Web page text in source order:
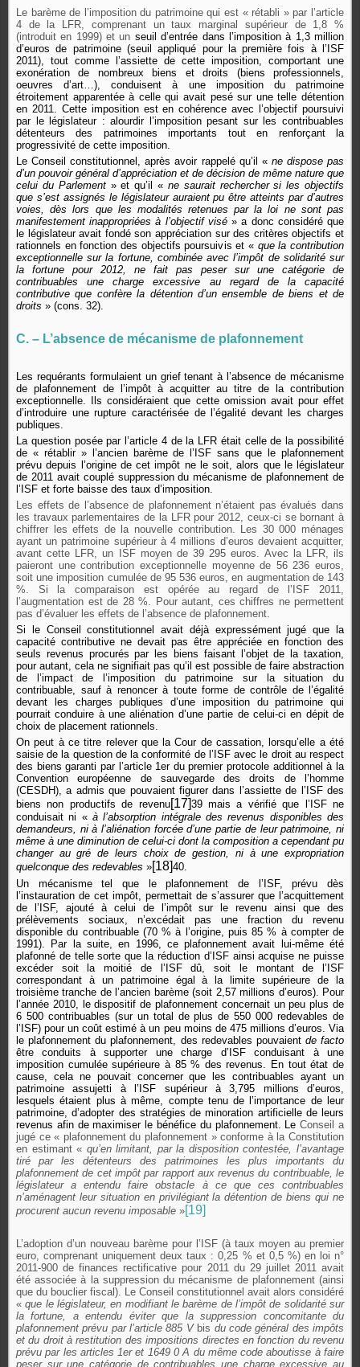
Le barème de l’imposition du patrimoine qui est « rétabli » par l’article
4 de la LFR, comprenant un taux marginal supérieur de 1,8 %
(introduit en 1999) et un seuil d’entrée dans l’imposition à 1,3 million
d’euros de patrimoine (seuil appliqué pour la première fois à l’ISF
2011), tout comme l’assiette de cette imposition, comportant une
exonération de nombreux biens et droits (biens professionnels,
oeuvres d’art…), conduisent à une imposition du patrimoine
étroitement apparentée à celle qui avait pesé sur une telle détention
en 2011. Cette imposition est en cohérence avec l’objectif poursuivi
par le législateur : alourdir l’imposition pesant sur les contribuables
détenteurs des patrimoines importants tout en renforçant la
progressivité de cette imposition.
Le Conseil constitutionnel, après avoir rappelé qu’il « ne dispose pas
d’un pouvoir général d’appréciation et de décision de même nature que
celui du Parlement » et qu’il « ne saurait rechercher si les objectifs
que s’est assignés le législateur auraient pu être atteints par d’autres
voies, dès lors que les modalités retenues par la loi ne sont pas
manifestement inappropriées à l’objectif visé» a donc considéré que
le législateur avait fondé son appréciation sur des critères objectifs et
rationnels en fonction des objectifs poursuivis et « que la contribution
exceptionnelle sur la fortune, combinée avec l’impôt de solidarité sur
la fortune pour 2012, ne fait pas peser sur une catégorie de
contribuables une charge excessive au regard de la capacité
contributive que confère la détention d’un ensemble de biens et de
droits » (cons. 32).
C. – L’absence de mécanisme de plafonnement
Les requérants formulaient un grief tenant à l’absence de mécanisme
de plafonnement de l’impôt à acquitter au titre de la contribution
exceptionnelle. Ils considéraient que cette omission avait pour effet
d’introduire une rupture caractérisée de l’égalité devant les charges
publiques.
La question posée par l’article 4 de la LFR était celle de la possibilité
de « rétablir » l’ancien barème de l’ISF sans que le plafonnement
prévu depuis l’origine de cet impôt ne le soit, alors que le législateur
de 2011 avait couplé suppression du mécanisme de plafonnement de
l’ISF et forte baisse des taux d’imposition.
Les effets de l’absence de plafonnement n’étaient pas évalués dans
les travaux parlementaires de la LFR pour 2012, ceux-ci se bornant à
chiffrer les effets de la nouvelle contribution. Les 30 000 ménages
ayant un patrimoine supérieur à 4 millions d’euros devaient acquitter,
avant cette LFR, un ISF moyen de 39 295 euros. Avec la LFR, ils
paieront une contribution exceptionnelle moyenne de 56 236 euros,
soit une imposition cumulée de 95 536 euros, en augmentation de 143
%. Si la comparaison est opérée au regard de l’ISF 2011,
l’augmentation est de 28 %. Pour autant, ces chiffres ne permettent
pas d’évaluer les effets de l’absence de plafonnement.
Si le Conseil constitutionnel avait déjà expressément jugé que la
capacité contributive ne devait pas être appréciée en fonction des
seuls revenus procurés par les biens faisant l’objet de la taxation,
pour autant, cela ne signifiait pas qu’il est possible de faire abstraction
de l’impact de l’imposition du patrimoine sur la situation du
contribuable, sauf à renoncer à toute forme de contrôle de l’égalité
devant les charges publiques d’une imposition du patrimoine qui
pourrait conduire à une aliénation d’une partie de celui-ci en dépit de
choix de placement rationnels.
On peut à ce titre relever que la Cour de cassation, lorsqu’elle a été
saisie de la question de la conformité de l’ISF avec le droit au respect
des biens garanti par l’article 1er du premier protocole additionnel à la
Convention européenne de sauvegarde des droits de l’homme
(CESDH), a admis que pouvaient figurer dans l’assiette de l’ISF des
biens non productifs de revenu[17]39 mais a vérifié que l’ISF ne
conduisait ni « à l’absorption intégrale des revenus disponibles des
demandeurs, ni à l’aliénation forcée d’une partie de leur patrimoine, ni
même à une diminution de celui-ci dont la composition a cependant pu
changer au gré de leurs choix de gestion, ni à une expropriation
quelconque des redevables »[18]40.
Un mécanisme tel que le plafonnement de l’ISF, prévu dès
l’instauration de cet impôt, permettait de s’assurer que l’acquittement
de l’ISF, ajouté à celui de l’impôt sur le revenu ainsi que des
prélèvements sociaux, n’excédait pas une fraction du revenu
disponible du contribuable (70 % à l’origine, puis 85 % à compter de
1991). Par la suite, en 1996, ce plafonnement avait lui-même été
plafonné de telle sorte que la réduction d’ISF ainsi acquise ne puisse
excéder soit la moitié de l’ISF dû, soit le montant de l’ISF
correspondant à un patrimoine égal à la limite supérieure de la
troisième tranche de l’ancien barème (soit 2,57 millions d’euros). Pour
l’année 2010, le dispositif de plafonnement concernait un peu plus de
6 500 contribuables (sur un total de plus de 550 000 redevables de
l’ISF) pour un coût estimé à un peu moins de 475 millions d’euros. Via
le plafonnement du plafonnement, des redevables pouvaient de facto
être conduits à supporter une charge d’ISF conduisant à une
imposition cumulée supérieure à 85 % des revenus. En tout état de
cause, cela ne pouvait concerner que les contribuables ayant un
patrimoine assujetti à l’ISF supérieur à 3,795 millions d’euros,
lesquels étaient plus à même, compte tenu de l’importance de leur
patrimoine, d’adopter des stratégies de minoration artificielle de leurs
revenus afin de maximiser le bénéfice du plafonnement. LeConseil a
jugé ce « plafonnement du plafonnement » conforme à la Constitution
en estimant « qu’en limitant, par la disposition contestée, l’avantage
tiré par les détenteurs des patrimoines les plus importants du
plafonnement de cet impôt par rapport aux revenus du contribuable, le
législateur a entendu faire obstacle à ce que ces contribuables
n’aménagent leur situation en privilégiant la détention de biens qui ne
procurent aucun revenu imposable »[19]
L’adoption d’un nouveau barème pour l’ISF (à taux moyen au premier
euro, comprenant uniquement deux taux : 0,25 % et 0,5 %) en loi n°
2011-900 de finances rectificative pour 2011 du 29 juillet 2011 avait
été associée à la suppression du mécanisme de plafonnement (ainsi
que du bouclier fiscal). Le Conseil constitutionnel avait alors considéré
«que le législateur, en modifiant le barème de l’impôt de solidarité sur
la fortune, a entendu éviter que la suppression concomitante du
plafonnement prévu par l’article 885 V bis du code général des impôts
et du droit à restitution des impositions directes en fonction du revenu
prévu par les articles 1er et 1649 0 A du même code aboutisse à faire
peser sur une catégorie de contribuables une charge excessive au